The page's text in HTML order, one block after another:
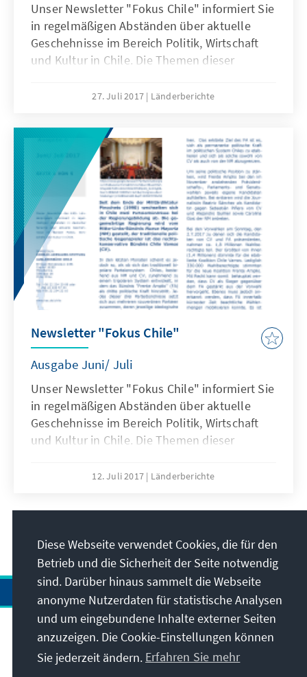
Unser Newsletter "Fokus Chile" informiert Sie
in regelmäßigen Abständen über aktuelle
Geschehnisse im Bereich Politik, Wirtschaft
und Kultur in Chile. Die Themen dieser
GEGEN DEN KLIMAWANDEL, KLIMAWANDEL
CHILE, KEINE LOCKERUNG DES CHILENISCHEN
ABTREIBUNGSGESETZES, BETRUGSSKANDAL
BEI DER CHILENISCHEN POLIZEI, WAHLKAMPF
IN CHILE. Viel Spaß beim Lesen wünscht das
Team der KAS in Chile!
27. Juli 2017 Länderberichte
Newsletter "Fokus Chile"
Ausgabe Juni/ Juli
Unser Newsletter "Fokus Chile" informiert Sie
in regelmäßigen Abständen über aktuelle
Geschehnisse im Bereich Politik, Wirtschaft
und Kultur in Chile. Die Themen dieser
CHILENISCHEN PARTEIENSYSTEMS, NEUES IM
UND BOLIVIEN, ERSTE KLIMAWOCHE DER
ENTSCHULDIGT SICH BEI DER GEMEINSCHAFT
DER MAPUCHE, SOZIALE UNGLEICHHEIT IN
CHILE. Viel Spaß beim Lesen wünscht das
Team der KAS in Chile!
12. Juli 2017 Länderberichte
Anschrift
Diese Webseite verwendet Cookies, die für den
Betrieb und die Sicherheit der Seite notwendig
sind. Darüber hinaus sammelt die Webseite
anonyme Nutzerdaten für statistische Analysen
und um eingebundene Inhalte externer Seiten
anzuzeigen. Die Cookie-Einstellungen können
Sie jederzeit ändern. Erfahren Sie mehr